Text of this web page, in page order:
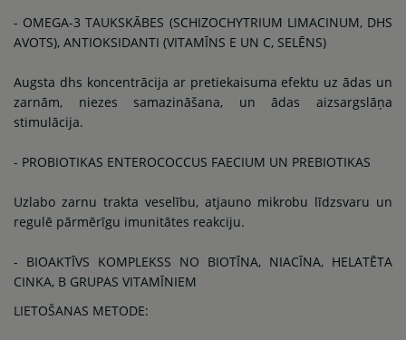
- OMEGA-3 TAUKSKĀBES (SCHIZOCHYTRIUM LIMACINUM, DHS
AVOTS), ANTIOKSIDANTI (VITAMĪNS E UN C, SELĒNS)
Augsta dhs koncentrācija ar pretiekaisuma efektu uz ādas un
zarnām, niezes samazināšana, un ādas aizsargslāņa
stimulācija.
- PROBIOTIKAS ENTEROCOCCUS FAECIUM UN PREBIOTIKAS
Uzlabo zarnu trakta veselību, atjauno mikrobu līdzsvaru un
regulē pārmērīgu imunitātes reakciju.
- BIOAKTĪVS KOMPLEKSS NO BIOTĪNA, NIACĪNA, HELATĒTA
CINKA, B GRUPAS VITAMĪNIEM
LIETOŠANAS METODE: